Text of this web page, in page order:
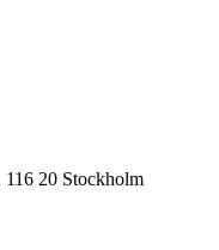
20 Stockholm